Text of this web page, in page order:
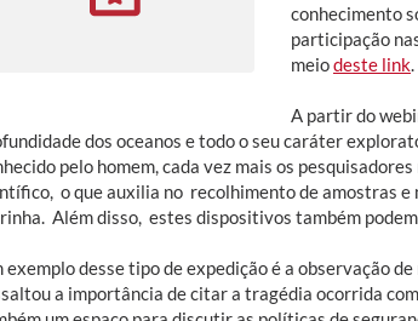
conhecimento
participação
meiodeste link
A partir do
dos oceanos e todo o seu caráter
pelo homem, cada vez mais os
o que auxilia no recolhimento de amostras e
Além disso, estes dispositivos também
exemplo desse tipo de expedição é a observação
a importância de citar a tragédia ocorrida